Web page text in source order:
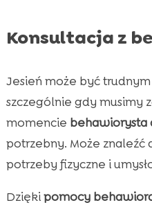
Konsultacja z
Jesień może być
szczególnie gdy musimy
momencie behawiorysta
potrzebny. Może znaleźć
potrzeby fizyczne i
Dziękipomocy